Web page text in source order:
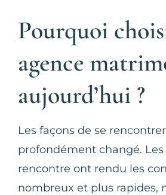
Pourquoi
agence
aujourd’hui ?
Les façons de se
profondément changé.
rencontre ont rendu les
nombreux et plus rapides,